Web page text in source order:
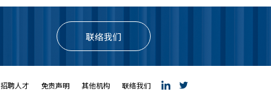
联络我们
招聘人才 免责声明 其他机构 联络我们